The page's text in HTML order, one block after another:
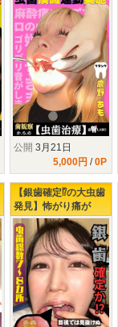
ィGAL鹿野あもちゃ
んの初虫歯治療
公開 3月21日
5,000円 /0P
【銀歯確定⁉の大虫歯
発見】怖がり痛が
り、りおちゃんの右
下３連掘削治療